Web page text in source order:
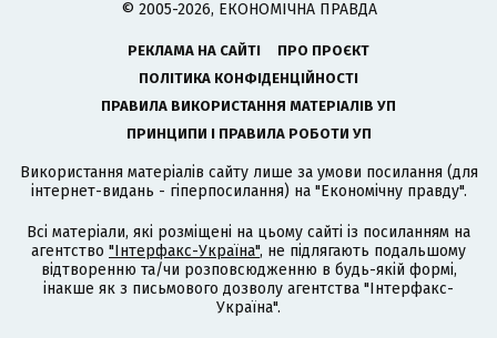
© 2005-2026, ЕКОНОМІЧНА ПРАВДА
РЕКЛАМА НА САЙТІ
ПРО ПРОЄКТ
ПОЛІТИКА КОНФІДЕНЦІЙНОСТІ
ПРАВИЛА ВИКОРИСТАННЯ МАТЕРІАЛІВ УП
ПРИНЦИПИ І ПРАВИЛА РОБОТИ УП
Використання матеріалів сайту лише за умови посилання (для
інтернет-видань - гіперпосилання) на "Економічну правду".
Всі матеріали, які розміщені на цьому сайті із посиланням на
агентство "Інтерфакс-Україна", не підлягають подальшому
відтворенню та/чи розповсюдженню в будь-якій формі,
інакше як з письмового дозволу агентства "Інтерфакс-
Україна".